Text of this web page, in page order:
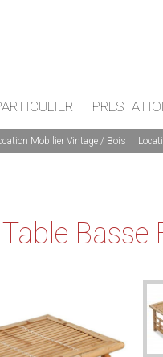
Mobilier Vintage / Bois
Basse